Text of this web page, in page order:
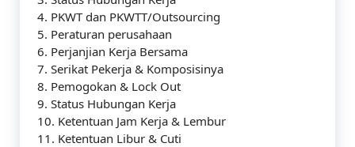
4. PKWT dan PKWTT/Outsourcing
5. Peraturan perusahaan
6. Perjanjian Kerja Bersama
7. Serikat Pekerja & Komposisinya
8. Pemogokan & Lock Out
9. Status Hubungan Kerja
10. Ketentuan Jam Kerja & Lembur
11. Ketentuan Libur & Cuti